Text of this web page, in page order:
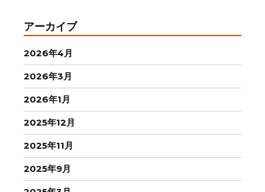
アーカイブ
2026年4月
2026年3月
2026年1月
2025年12月
2025年11月
2025年9月